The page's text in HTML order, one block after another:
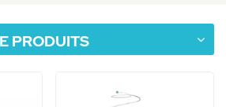
PRODUITS